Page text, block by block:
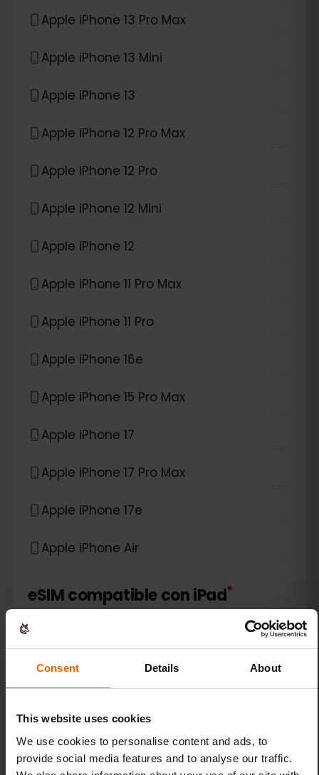
Consent Details About
This website uses cookies
We use cookies to personalise content and ads, to
provide social media features and to analyse our traffic.
Apple iPhone 13 Pro Max
Apple iPhone 13 Mini
Apple iPhone 13
Apple iPhone 12 Pro Max
Apple iPhone 12 Pro
Apple iPhone 12 Mini
Apple iPhone 12
Apple iPhone 11 Pro Max
Apple iPhone 11 Pro
Apple iPhone 16e
Apple iPhone 15 Pro Max
Apple iPhone 17
Apple iPhone 17 Pro Max
Apple iPhone 17e
Apple iPhone Air
eSIM compatible coniPad*
Apple iPad (7th generation)
Apple iPad (9th generation)